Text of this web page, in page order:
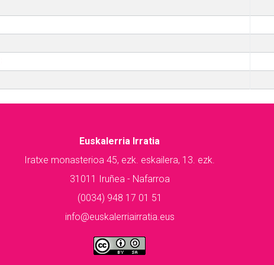
Euskalerria Irratia
Iratxe monasterioa 45, ezk. eskailera, 13. ezk.
31011 Iruñea - Nafarroa
(0034) 948 17 01 51
info@euskalerriairratia.eus